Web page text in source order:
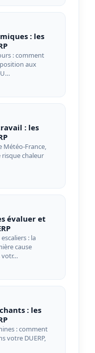
: les
: comment
aux
: les
Météo-France,
risque chaleur
évaluer et
: la
cause
votr…
: les
: comment
votre DUERP,